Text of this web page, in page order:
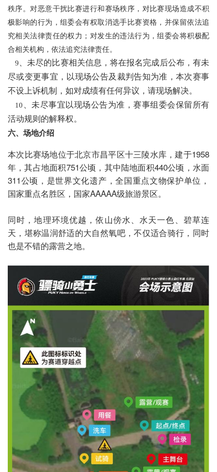
秩序。对恶意干扰比赛进行和赛场秩序，对比赛现场造成不积
极影响的行为，组委会有权取消选手比赛资格，并保留依法追
究相关法律责任的权力；对发生的违法行为，组委会将积极配
合相关机构，依法追究法律责任。
9、未尽的比赛相关信息，将在报名完成后公布，有未
尽或变更事宜，以现场公告及裁判告知为准，本次赛事
不设上诉机制，如对成绩有任何异议，请现场解决。
10 、未尽事宜以现场公告为准，赛事组委会保留所有
活动规则的解释权。
六、场地介绍
本次比赛场地位于北京市昌平区十三陵水库，建于1958
年，其占地面积751公顷，其中陆地面积440公顷，水面
311公顷，是世界文化遗产，全国重点文物保护单位，
国家重点名胜区，国家AAAAA级旅游景区。
同时，地理环境优越，依山傍水、水天一色、碧草连
天，堪称温润舒适的大自然氧吧，不仅适合骑行，同时
也是不错的露营之地。